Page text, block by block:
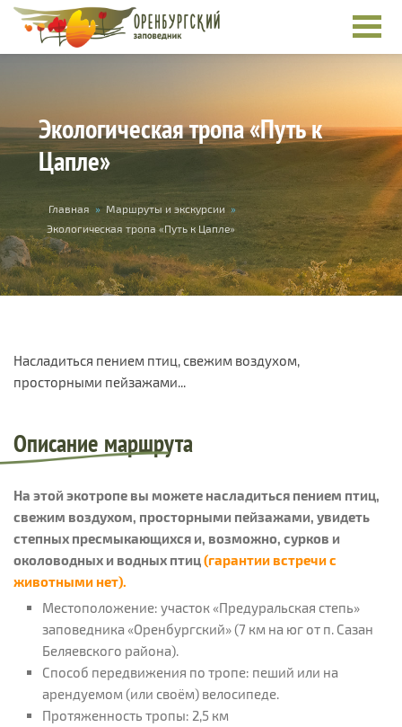
Перейти к основному содержанию
Экологическая тропа «Путь к
Цапле»
Вы здесь
Главная » Маршруты и экскурсии »
Экологическая тропа «Путь к Цапле»
Насладиться пением птиц, свежим воздухом,
просторными пейзажами...
Описание маршрута
На этой экотропе вы можете насладиться пением птиц,
свежим воздухом, просторными пейзажами, увидеть
степных пресмыкающихся и, возможно, сурков и
околоводных и водных птиц(гарантии встречи с
животными нет).
Местоположение: участок «Предуральская степь»
заповедника «Оренбургский» (7 км на юг от п. Сазан
Беляевского района).
Способ передвижения по тропе: пеший или на
арендуемом (или своём) велосипеде.
Протяженность тропы: 2,5 км